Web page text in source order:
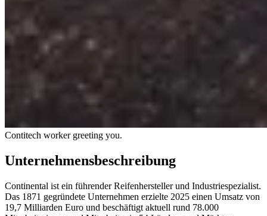
Contitech worker greeting you.
Unternehmensbeschreibung
Continental ist ein führender Reifenhersteller und Industriespezialist.
Das 1871 gegründete Unternehmen erzielte 2025 einen Umsatz von
19,7 Milliarden Euro und beschäftigt aktuell rund 78.000